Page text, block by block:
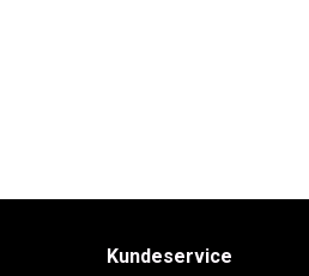
Kundeservice